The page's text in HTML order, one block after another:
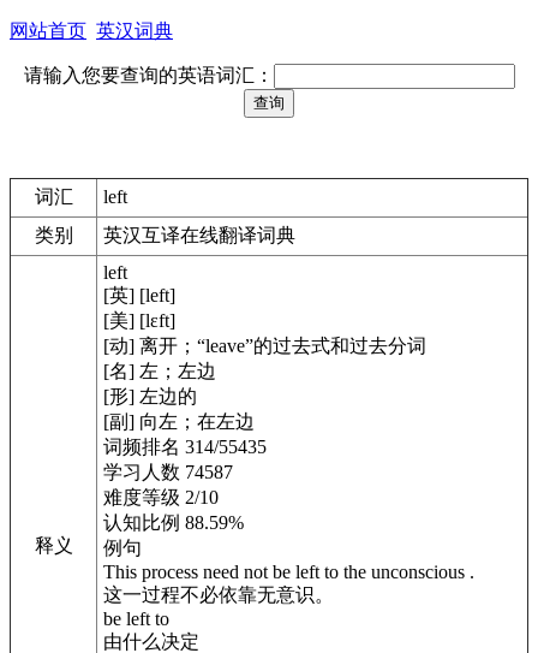
网站首页 英汉词典
请输入您要查询的英语词汇：
词汇
left
类别
英汉互译在线翻译词典
释义
left
[英] [left]
[美] [lɛft]
[动] 离开；“leave”的过去式和过去分词
[名] 左；左边
[形] 左边的
[副] 向左；在左边
词频排名 314/55435
学习人数 74587
难度等级 2/10
认知比例 88.59%
例句
This process need not be left to the unconscious .
这一过程不必依靠无意识。
be left to
由什么决定